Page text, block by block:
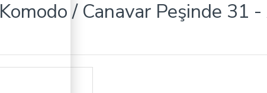
/ Canavar Peşinde 31